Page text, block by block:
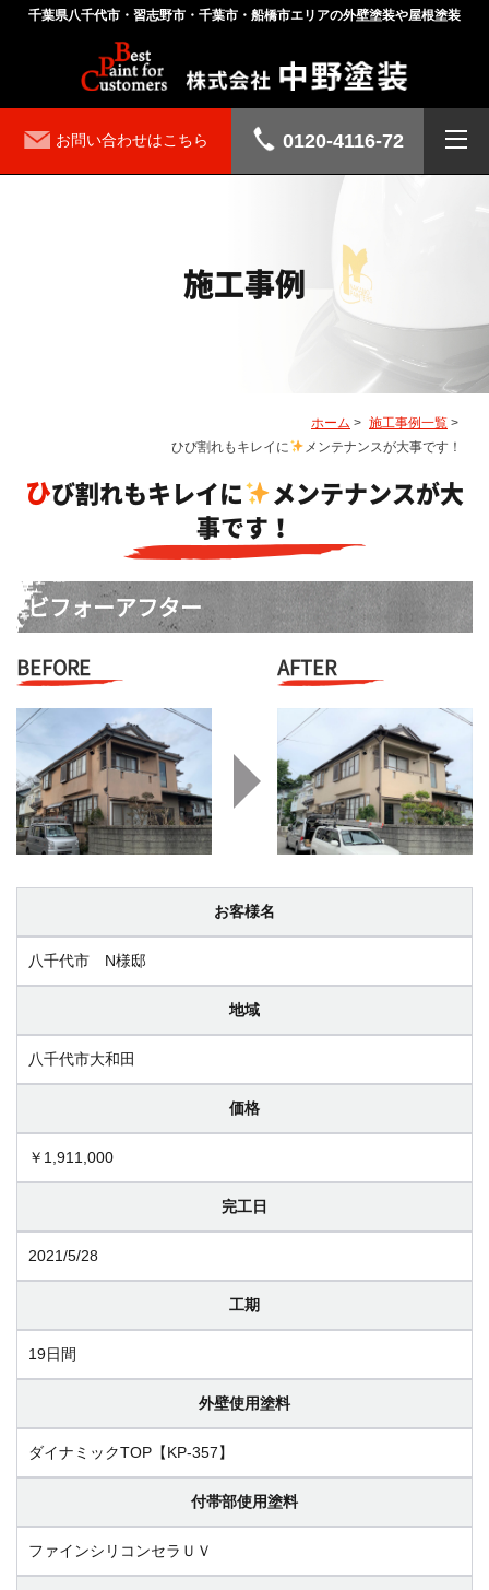
千葉県八千代市・習志野市・千葉市・船橋市エリアの外壁塗装や屋根塗装
お問い合わせはこちら 0120-4116-72
施工事例
ホーム > 施工事例一覧 >
ひび割れもキレイに
メンテナンスが大事です！
ひび割れもキレイに
メンテナンスが大
事です！
ビフォーアフター
AFTER
BEFORE
お客様名
八千代市 N様邸
地域
八千代市大和田
価格
￥1,911,000
完工日
2021/5/28
工期
19日間
外壁使用塗料
ダイナミックTOP【KP-357】
付帯部使用塗料
ファインシリコンセラＵＶ